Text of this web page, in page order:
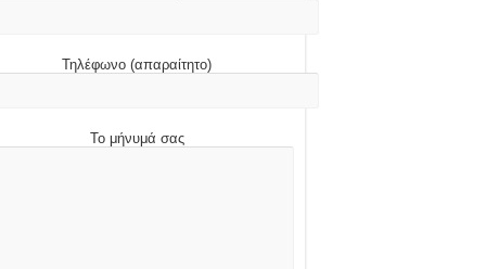
Τηλέφωνο (απαραίτητο)
Το μήνυμά σας